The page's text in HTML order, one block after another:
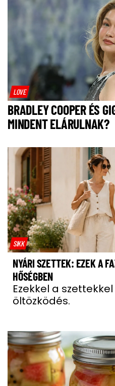
LOVE
BRADLEY COOPER ÉS
MINDENT ELÁRULNAK?
SIKK
NYÁRI SZETTEK: EZEK A
HŐSÉGBEN
Ezekkel a
öltözködés.